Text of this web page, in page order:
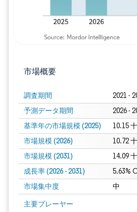
市場概要
調査期間 2021 -
予測データ期間 2026 -
基準年の市場規模 (2025) 10.15
市場規模 (2026) 10.72
市場規模 (2031) 14.09
成長率 (2026 - 2031) 5.63%
市場集中度 中
主要プレーヤー
画像 © Mordor Intelligence。再利用には